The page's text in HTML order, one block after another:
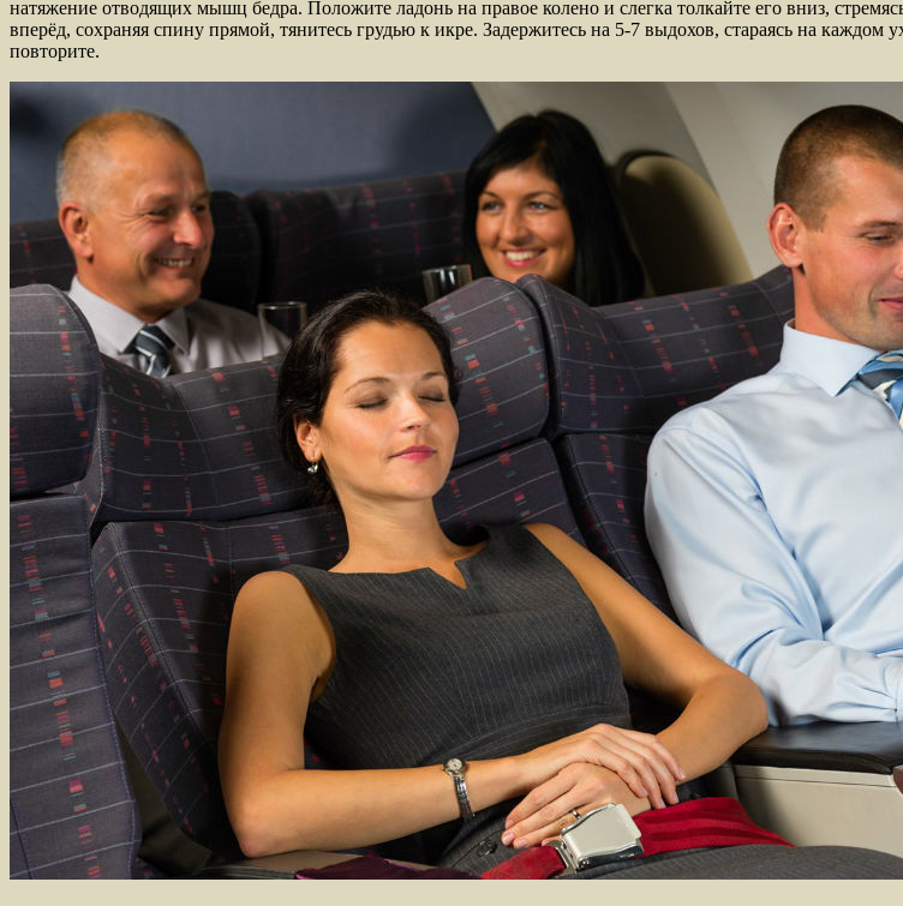
натяжение отводящих мышц бедра. Положите ладонь на правое колено и слегка толкайте его вниз,
вперёд, сохраняя спину прямой, тянитесь грудью к икре. Задержитесь на 5-7 выдохов, стараясь на
повторите.